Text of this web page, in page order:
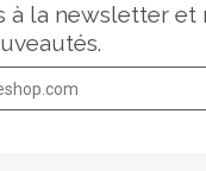
à la newsletter et